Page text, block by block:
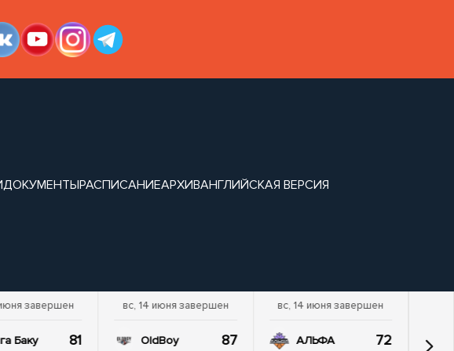
ДОКУМЕНТЫРАСПИСАНИЕАРХИВАНГЛИЙСКАЯ ВЕРСИЯ
завершен
Баку 81
вс, 14 июня завершен
OldBoy 87
вс, 14 июня завершен
АЛЬФА 72